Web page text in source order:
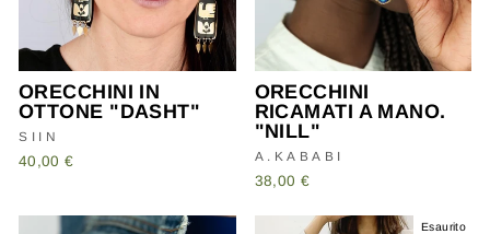
ORECCHINI IN
OTTONE "DASHT"
SIIN
40,00 €
ORECCHINI
RICAMATI A MANO.
"NILL"
A.KABABI
38,00 €
Esaurito